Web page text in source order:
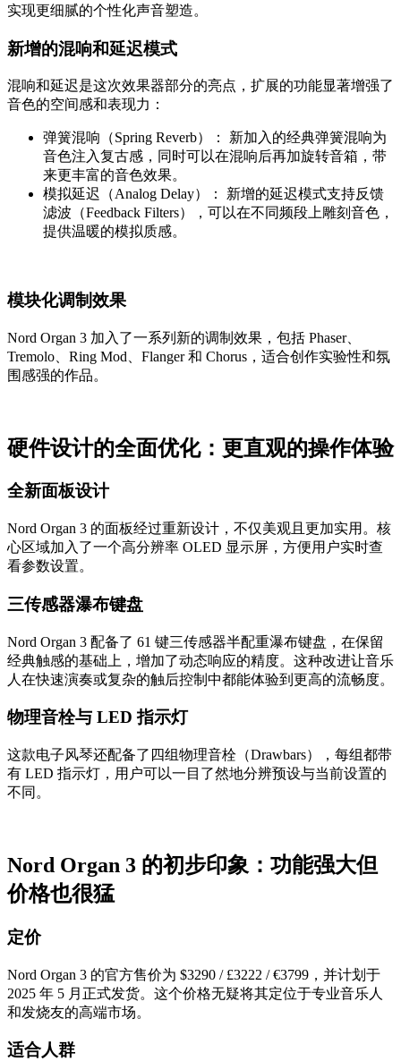
实现更细腻的个性化声音塑造。
新增的混响和延迟模式
混响和延迟是这次效果器部分的亮点，扩展的功能显著增强了
音色的空间感和表现力：
弹簧混响（Spring Reverb）： 新加入的经典弹簧混响为
音色注入复古感，同时可以在混响后再加旋转音箱，带
来更丰富的音色效果。
模拟延迟（Analog Delay）： 新增的延迟模式支持反馈
滤波（Feedback Filters），可以在不同频段上雕刻音色，
提供温暖的模拟质感。
模块化调制效果
Nord Organ 3 加入了一系列新的调制效果，包括 Phaser、
Tremolo、Ring Mod、Flanger 和 Chorus，适合创作实验性和氛
围感强的作品。
硬件设计的全面优化：更直观的操作体验
全新面板设计
Nord Organ 3 的面板经过重新设计，不仅美观且更加实用。核
心区域加入了一个高分辨率 OLED 显示屏，方便用户实时查
看参数设置。
三传感器瀑布键盘
Nord Organ 3 配备了 61 键三传感器半配重瀑布键盘，在保留
经典触感的基础上，增加了动态响应的精度。这种改进让音乐
人在快速演奏或复杂的触后控制中都能体验到更高的流畅度。
物理音栓与 LED 指示灯
这款电子风琴还配备了四组物理音栓（Drawbars），每组都带
有 LED 指示灯，用户可以一目了然地分辨预设与当前设置的
不同。
Nord Organ 3 的初步印象：功能强大但
价格也很猛
定价
Nord Organ 3 的官方售价为 $3290 / £3222 / €3799，并计划于
2025 年 5 月正式发货。这个价格无疑将其定位于专业音乐人
和发烧友的高端市场。
适合人群